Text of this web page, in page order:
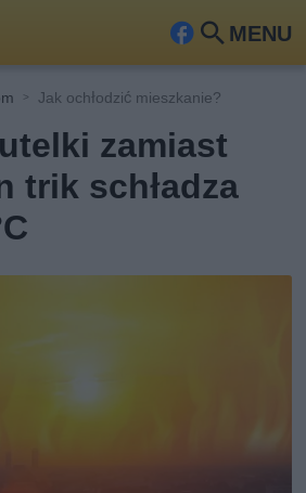
MENU
Fa
ook
Szu
kaj
Jak ochłodzić mieszkanie?
zamiast
trik schładza